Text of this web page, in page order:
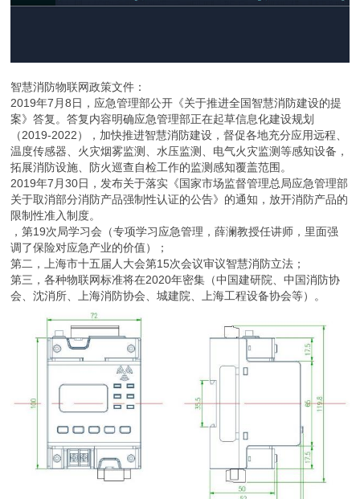
智慧消防物联网政策文件：
2019年7月8日，应急管理部公开《关于推进全国智慧消防建设的提
案》答复。答复内容明确应急管理部正在起草信息化建设规划
（2019-2022），加快推进智慧消防建设，督促各地充分应用远程、
温度传感器、火灾烟雾监测、水压监测、电气火灾监测等感知设备，
拓展消防设施、防火巡查自检工作的监测感知覆盖范围。
2019年7月30日，发布关于落实《国家市场监督管理总局应急管理部
关于取消部分消防产品强制性认证的公告》的通知，放开消防产品的
限制性准入制度。
，第19次局学习会（专项学习应急管理，薛澜教授任讲师，里面强
调了保险对应急产业的价值）；
第二，上海市十五届人大会第15次会议审议智慧消防立法；
第三，各种物联网标准将在2020年密集（中国建研院、中国消防协
会、沈消所、上海消防协会、城建院、上海工程设备协会等）。